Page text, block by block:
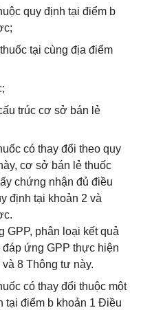
quy định tại điểm b
tại cùng địa điểm
trúc cơ sở bán lẻ
có thay đổi theo quy
cơ sở bán lẻ thuốc
chứng nhận đủ điều
định tại khoản 2 và
GPP, phân loại kết quả
ứng GPP thực hiện
8 Thông tư này.
có thay đổi thuộc một
tại điểm b khoản 1 Điều